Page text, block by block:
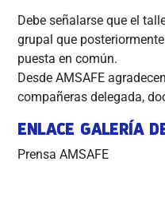
Debe señalarse que el
grupal que
puesta en común.
Desde AMSAFE
compañeras delegada,
ENLACE GALERÍA
Prensa AMSAFE